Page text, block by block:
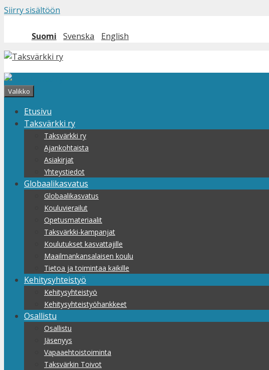
Siirry sisältöön
Suomi Svenska English
Valikko
Etusivu
Taksvärkki ry
Taksvärkki ry
Ajankohtaista
Asiakirjat
Yhteystiedot
Globaalikasvatus
Globaalikasvatus
Kouluvierailut
Opetusmateriaalit
Taksvärkki-kampanjat
Koulutukset kasvattajille
Maailmankansalaisen koulu
Tietoa ja toimintaa kaikille
Kehitysyhteistyö
Kehitysyhteistyö
Kehitysyhteistyöhankkeet
Osallistu
Osallistu
Jäsenyys
Vapaaehtoistoiminta
Taksvärkin Toivot